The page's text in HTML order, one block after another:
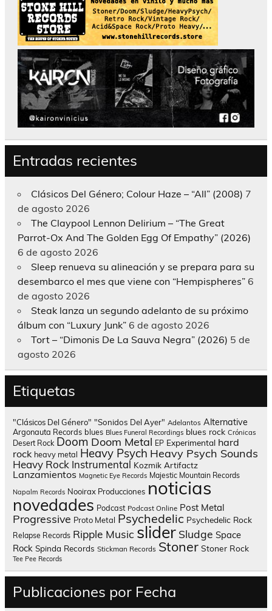
Entradas recientes
Clásicos Del Género; Colour Haze – “All” (2008) 7
de agosto 2026
The Claypool Lennon Delirium – “The Great
Parrot-Ox And The Golden Egg Of Empathy” (2026)
6 de agosto 2026
Sleep renueva su alineación y se prepara para su
desembarco el mes que viene con “Hempispheres” 6
de agosto 2026
Steak lanza un segundo adelanto de su próximo
álbum con “Luxury Junk” 6 de agosto 2026
Tort – “Dimonis De La Sauva Negra” (2026) 5 de
agosto 2026
Etiquetas
"Clásicos Del Género" "Sonidos Del Ayer" Adelantos Alternative
Argonauta Records blues Blues Funeral Recordings blues rock Crónicas
Desert Rock Doom Doom Metal EP Experimental hard
rock heavy metal Heavy Psych Heavy Psych Sounds
Heavy Rock Instrumental Kozmik Artifactz
Lanzamientos Magnetic Eye Records Majestic Mountain Records
Napalm Records Nooirax Producciones noticias
novedades Podcast Podcast Online Post Metal
Progressive Proto Metal Psychedelic Psychedelic Rock
Relapse Records Ripple Music slider Sludge Space
Rock Spinda Records Stickman Records Stoner Stoner Rock
Tee Pee Records
Publicaciones por Fecha